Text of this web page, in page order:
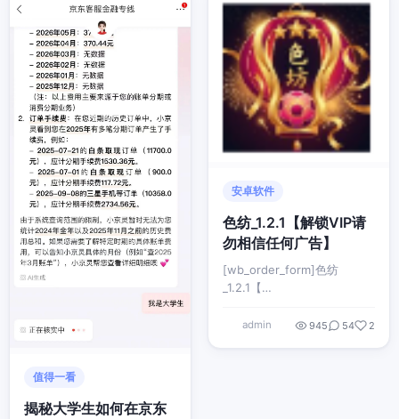
值得一看
揭秘大学生如何在京东
安卓软件
色纺_1.2.1【解锁VIP请
勿相信任何广告】
[wb_order_form]色纺
_1.2.1【…
admin 945 54 2